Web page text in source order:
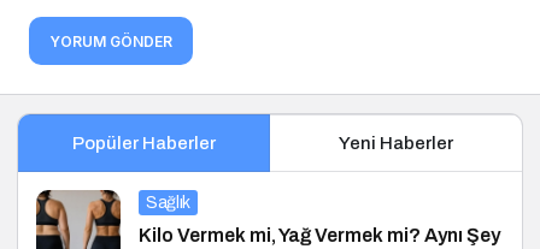
YORUM GÖNDER
Popüler Haberler Yeni Haberler
Sağlık
Kilo Vermek mi, Yağ Vermek mi? Aynı Şey